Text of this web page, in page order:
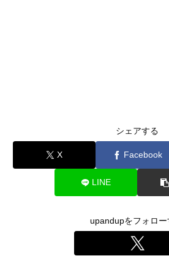
シェアする
X Facebook
LINE
upandupをフォロー